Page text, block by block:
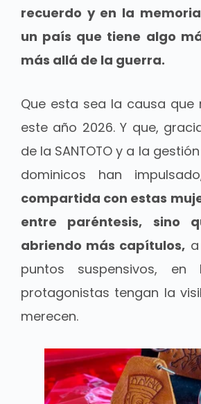
recuerdo y en la
un país que tiene algo
más allá de la guerra.
Que esta sea la causa que
este año 2026. Y que,
de la SANTOTO y a la
dominicos han
compartida con estas
entre paréntesis, sino
abriendo más capítulos,
puntos suspensivos,
protagonistas tengan la
merecen.